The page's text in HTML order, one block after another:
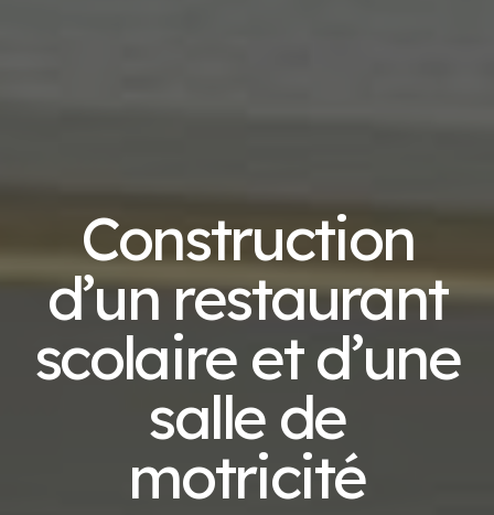
Construction
d’un restaurant
scolaire et d’une
salle de
motricité